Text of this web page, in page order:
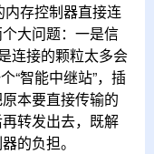
存控制器直接连
大问题：一是信
连接的颗粒太多会
“智能中继站”，插
本要直接传输的
转发出去，既解
的负担。